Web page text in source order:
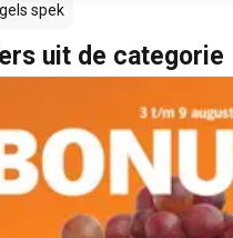
spek
uit de categorie